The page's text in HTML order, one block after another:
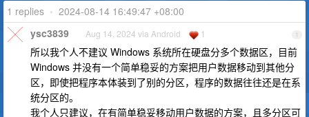
1 replies • 2024-08-14 16:49:47 +08:00
1
ysc3839 Aug 14, 2024 via Android 1
所以我个人不建议 Windows 系统所在硬盘分多个数据区，目前
Windows 并没有一个简单稳妥的方案把用户数据移动到其他分
区，即使把程序本体装到了别的分区，程序的数据往往还是在系
统分区的。
我个人只建议，在有简单稳妥移动用户数据的方案，且多分区可